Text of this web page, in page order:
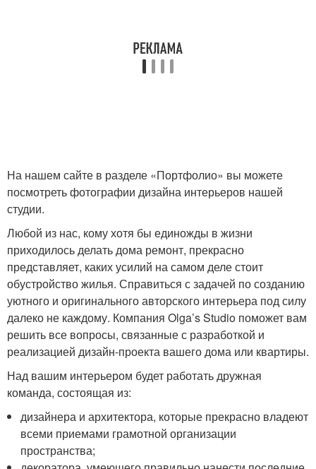
На нашем сайте в разделе «Портфолио» вы можете
посмотреть фотографии дизайна интерьеров нашей
студии.
Любой из нас, кому хотя бы единожды в жизни
приходилось делать дома ремонт, прекрасно
представляет, каких усилий на самом деле стоит
обустройство жилья. Справиться с задачей по созданию
уютного и оригинального авторского интерьера под силу
далеко не каждому. Компания Olga’s Studio поможет вам
решить все вопросы, связанные с разработкой и
реализацией дизайн-проекта вашего дома или квартиры.
Над вашим интерьером будет работать дружная
команда, состоящая из:
дизайнера и архитектора, которые прекрасно владеют
всеми приемами грамотной организации
пространства;